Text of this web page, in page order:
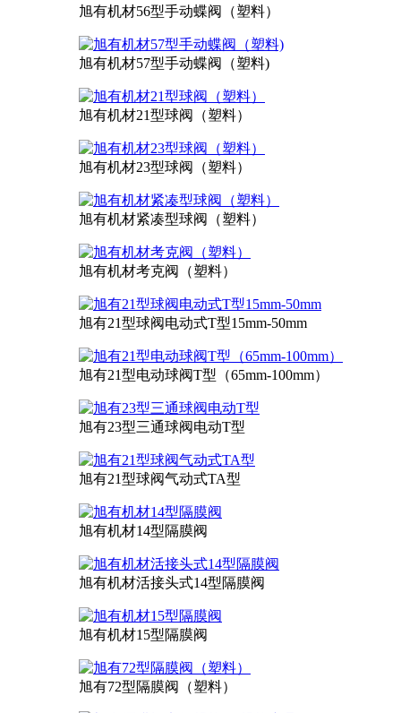
旭有机材56型手动蝶阀（塑料）
旭有机材57型手动蝶阀（塑料)
旭有机材21型球阀（塑料）
旭有机材23型球阀（塑料）
旭有机材紧凑型球阀（塑料）
旭有机材考克阀（塑料）
旭有21型球阀电动式T型15mm-50mm
旭有21型电动球阀T型（65mm-100mm）
旭有23型三通球阀电动T型
旭有21型球阀气动式TA型
旭有机材14型隔膜阀
旭有机材活接头式14型隔膜阀
旭有机材15型隔膜阀
旭有72型隔膜阀（塑料）